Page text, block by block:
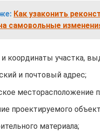
Как узаконить
самовольные
координаты участка,
и почтовый адрес;
месторасположение
проектируемого
материала;